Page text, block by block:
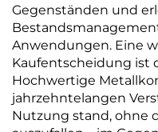
Gegenständen und
Anwendungen. Eine
Kaufentscheidung ist
Hochwertige
jahrzehntelangen
Nutzung stand, ohne